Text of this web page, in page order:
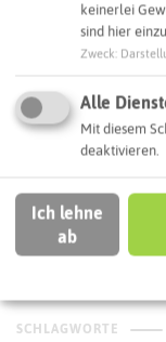
Hof
SCHLAGWORTE
keinerlei
sind hier
Zweck
Alle
Mit diesem
deaktivieren.
Ich lehne
ab